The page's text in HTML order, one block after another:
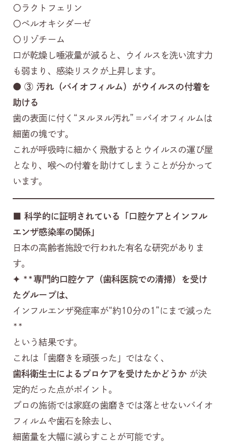
〇ラクトフェリン
〇ペルオキシダーゼ
〇リゾチーム
口が乾燥し唾液量が減ると、ウイルスを洗い流す力
も弱まり、感染リスクが上昇します。
● ③ 汚れ（バイオフィルム）がウイルスの付着を
助ける
歯の表面に付く“ヌルヌル汚れ”＝バイオフィルムは
細菌の塊です。
これが呼吸時に細かく飛散するとウイルスの運び屋
となり、喉への付着を助けてしまうことが分かって
います。
■科学的に証明されている「口腔ケアとインフル
エンザ感染率の関係」
日本の高齢者施設で行われた有名な研究がありま
す。
✦ **専門的口腔ケア（歯科医院での清掃）を受け
たグループは、
インフルエンザ発症率が“約10分の1”にまで減った
**
という結果です。
これは「歯磨きを頑張った」ではなく、
歯科衛生士によるプロケアを受けたかどうか が決
定的だった点がポイント。
プロの施術では家庭の歯磨きでは落とせないバイオ
フィルムや歯石を除去し、
細菌量を大幅に減らすことが可能です。